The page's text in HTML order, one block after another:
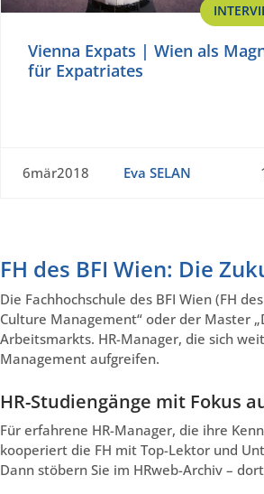
Vienna Expats | Wien als
für Expatriates
6mär2018 Eva SELAN
FH des BFI Wien: Die
Die Fachhochschule des BFI Wien (FH
Culture Management“ oder der Master
Arbeitsmarkts. HR-Manager, die sich
Management aufgreifen.
HR-Studiengänge mit Fokus
Für erfahrene HR-Manager, die ihre
kooperiert die FH mit Top-Lektor und
Dann stöbern Sie im HRweb-Archiv –